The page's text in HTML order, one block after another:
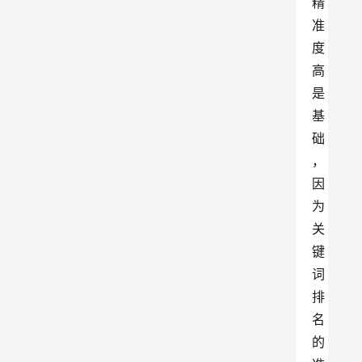
准
度
高
是
基
础
，
因
为
关
键
词
排
名
的